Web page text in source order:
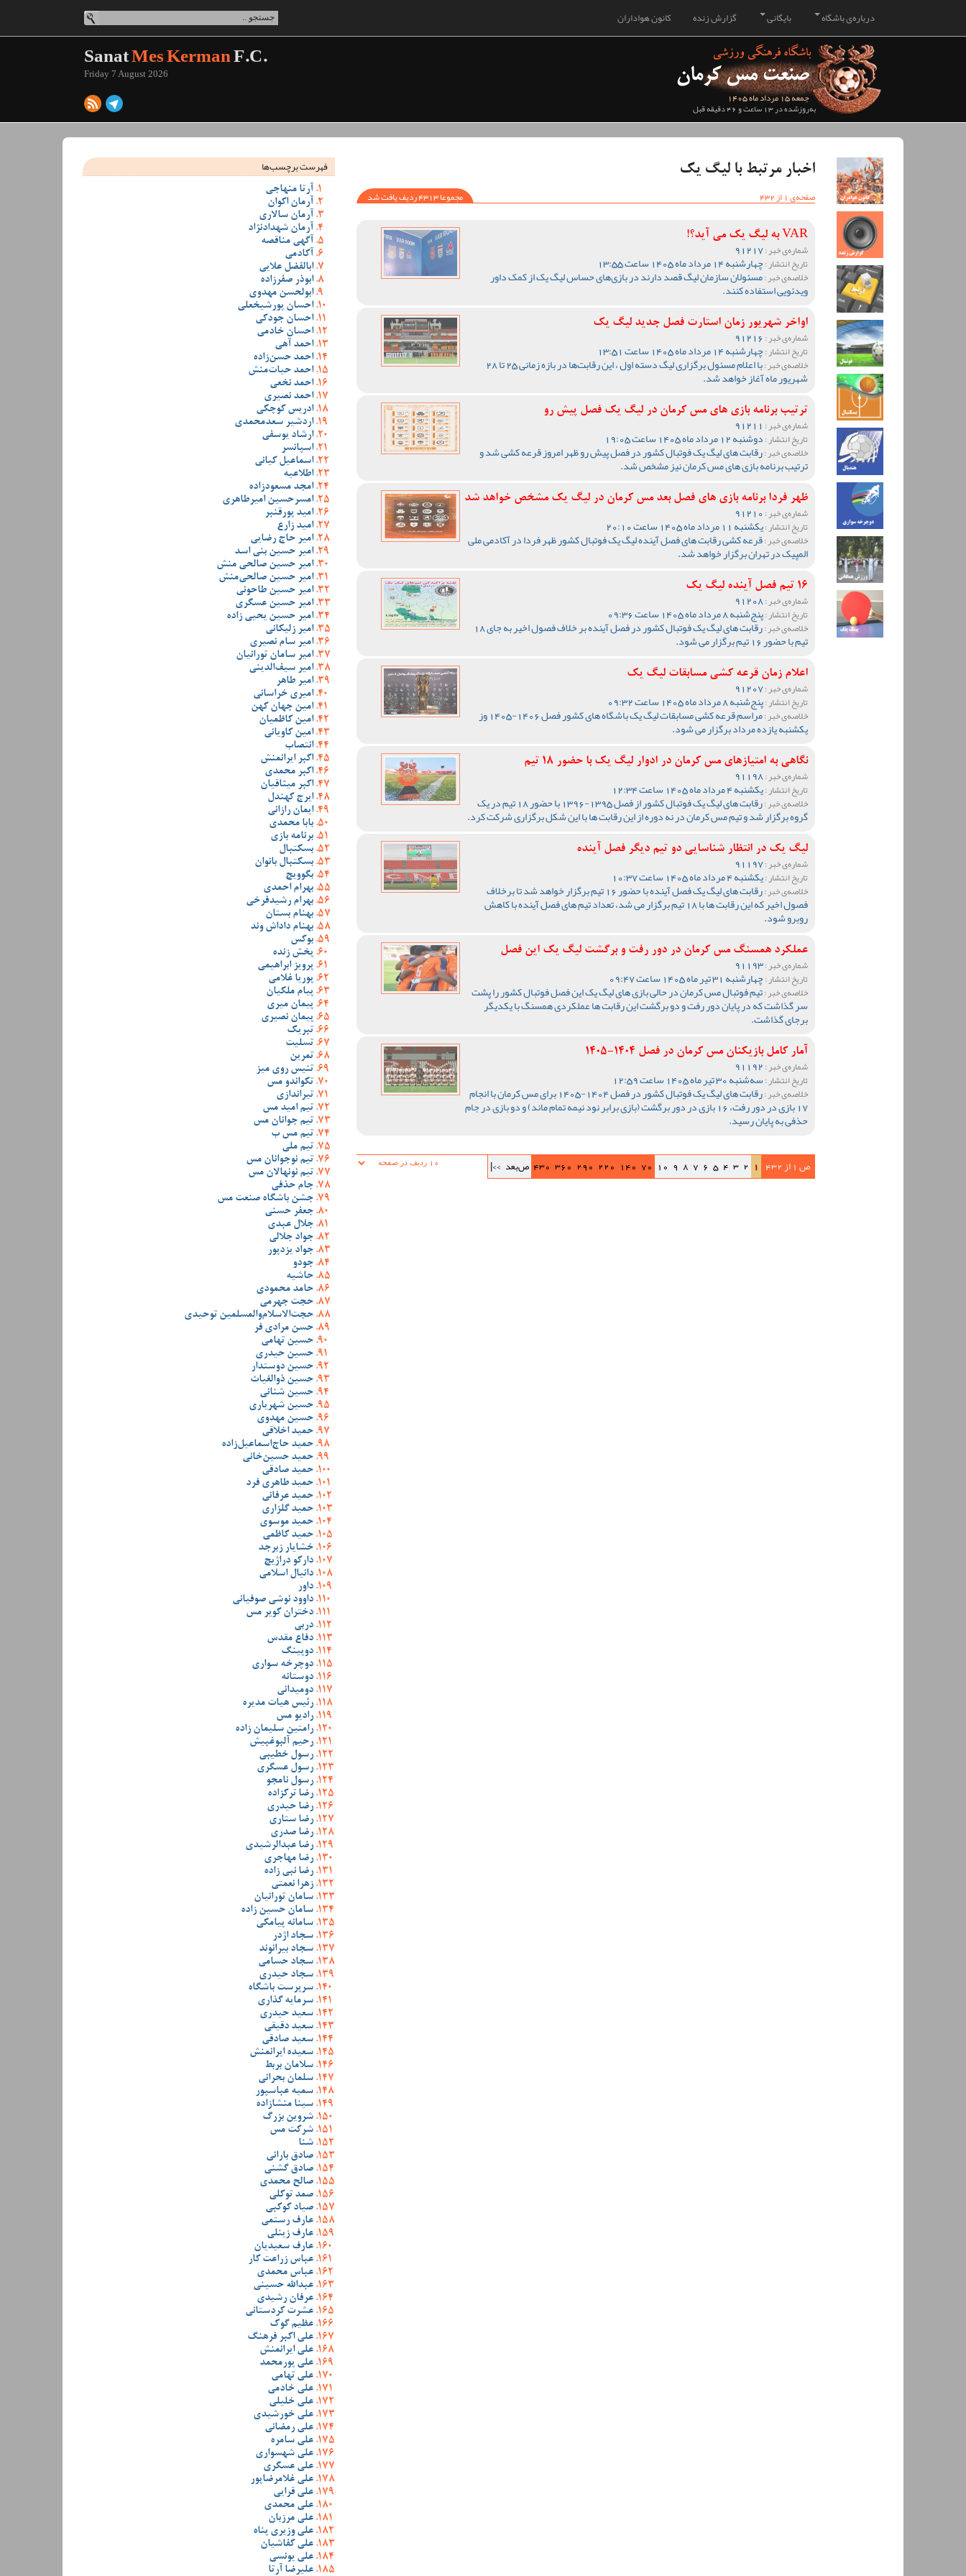
کانون هواداران گزارش زنده بایگانی درباره‌ی باشگاه
جمعه 15 مرداد ماه 1405
به‌روزشده در 13 ساعت و 46 دقیقه قبل
SanatMes KermanF.C.
Friday 7 August 2026
اخبار مرتبط با لیگ یک
صفحه‌ی 1 از 432
مجموعا 4313 ردیف یافت شد
VAR به لیگ یک می آید؟!
شماره‌ی خبر :91217
تاریخ انتشار :چهارشنبه 14 مرداد ماه 1405 ساعت 13:55
خلاصه‌ی خبر :مسئولان سازمان لیگ قصد دارند در بازی‌های حساس لیگ یک از کمک داور
ویدئویی استفاده کنند.
اواخر شهریور زمان استارت فصل جدید لیگ یک
شماره‌ی خبر :
تاریخ انتشار :چهارشنبه 14 مرداد ماه 1405 ساعت 13:51
خلاصه‌ی خبر : با اعلام مسئول برگزاری لیگ دسته اول ، این رقابت‌ها در بازه زمانی 25 تا 28
شهریور ماه آغاز خواهد شد.
ترتیب برنامه بازی های مس کرمان در لیگ یک فصل پیش رو
شماره‌ی خبر :
تاریخ انتشار :دوشنبه 12 مرداد ماه 1405 ساعت 19:05
خلاصه‌ی خبر :رقابت های لیگ یک فوتبال کشور در فصل پیش رو ظهر امروز قرعه کشی شد و
ترتیب برنامه بازی های مس کرمان نیز مشخص شد.
ظهر فردا برنامه بازی های فصل بعد مس کرمان در لیگ یک مشخص خواهد شد
شماره‌ی خبر :
تاریخ انتشار :یکشنبه 11 مرداد ماه 1405 ساعت 20:10
خلاصه‌ی خبر :قرعه کشی رقابت های فصل آینده لیگ یک فوتبال کشور ظهر فردا در آکادمی ملی
المپیک در تهران برگزار خواهد شد.
16 تیم فصل آینده لیگ یک
شماره‌ی خبر :91208
تاریخ انتشار :پنج‌شنبه 8 مرداد ماه 1405 ساعت 09:36
خلاصه‌ی خبر : رقابت های لیگ یک فوتبال کشور در فصل آینده بر خلاف فصول اخیر به جای 18
تیم با حضور 16 تیم برگزار می شود.
اعلام زمان قرعه کشی مسابقات لیگ یک
شماره‌ی خبر :91207
تاریخ انتشار :پنج‌شنبه 8 مرداد ماه 1405 ساعت 09:32
خلاصه‌ی خبر : مراسم قرعه کشی مسابقات لیگ یک باشگاه های کشور فصل 1406-1405 وز
یکشنبه یازده مرداد برگزار می شود.
نگاهی به امتیازهای مس کرمان در ادوار لیگ یک با حضور 18 تیم
شماره‌ی خبر :91198
تاریخ انتشار :یکشنبه 4 مرداد ماه 1405 ساعت 12:34
خلاصه‌ی خبر : رقابت های لیگ یک فوتبال کشور از فصل 1395-1396 با حضور 18 تیم در یک
گروه برگزار شد و تیم مس کرمان در نه دوره از این رقابت ها با این شکل برگزاری شرکت کرد.
لیگ یک در انتظار شناسایی دو تیم دیگر فصل آینده
شماره‌ی خبر :91197
تاریخ انتشار :یکشنبه 4 مرداد ماه 1405 ساعت 10:37
خلاصه‌ی خبر : رقابت های لیگ یک فصل آینده با حضور 16 تیم برگزار خواهد شد تا برخلاف
فصول اخیر که این رقابت ها با 18 تیم برگزار می شد، تعداد تیم های فصل آینده با کاهش
روبرو شود.
عملکرد همسنگ مس کرمان در دور رفت و برگشت لیگ یک این فصل
شماره‌ی خبر :91193
تاریخ انتشار :چهارشنبه 31 تیر ماه 1405 ساعت 09:47
خلاصه‌ی خبر :تیم فوتبال مس کرمان در حالی بازی های لیگ یک این فصل فوتبال کشور را پشت
سر گذاشت که در پایان دور رفت و دو برگشت این رقابت ها عملکردی همسنگ با یکدیگر
برجای گذاشت.
آمار کامل بازیکنان مس کرمان در فصل 1404-1405
شماره‌ی خبر :
تاریخ انتشار :سه‌شنبه 30 تیر ماه 1405 ساعت 12:59
خلاصه‌ی خبر : رقابت های لیگ یک فوتبال کشور در فصل 1404-1405 برای مس کرمان با انجام
17 بازی در دور رفت، 16 بازی در دور برگشت (بازی برابر نود نیمه تمام ماند) و دو بازی در جام
حذفی به پایان رسید.
ص 1 از 432 1
2
3
4
5
6
7
8
9
10
70
140
220
290
360
430 ص‌بعد >>|
فهرست برچسب‌ها
آرتا منهاجی
آرمان اکوان
آرمان سالاری
آرمان شهدادنژاد
آگهی مناقصه
آکادمی
ابالفضل علایی
ابوذر صفرزاده
ابولحسن مهدوی
احسان پورشیخعلی
احسان جودکی
احسان خادمی
احمد آهی
احمد حسن‌زاده
احمد حیات‌منش
احمد نخعی
احمد نصیری
ادریس کوچکی
اردشیر سعدمحمدی
ارشاد یوسفی
اسپانسر
اسماعیل کیانی
اطلاعیه
امجد مسعودزاده
امسرحسین امیرطاهری
امید پورقنبر
امید زارع
امیر حاج رضایی
امیر حسین بنی اسد
امیر حسین صالحی منش
امیر حسین صالحی‌منش
امیر حسین طاحونی
امیر حسین عسگری
امیر حسین یحیی زاده
امیر زلیکانی
امیر سام نصیری
امیر سامان تورانیان
امیر سیف‌الدینی
امیر طاهر
امیری خراسانی
امین جهان کهن
امین کاظمیان
امین کاویانی
انتصاب
اکبر ایرانمنش
اکبر محمدی
اکبر میثاقیان
ایرج کهندل
ایمان رازانی
بابا محمدی
برنامه بازی
بسکتبال
بسکتبال بانوان
بگوویچ
بهرام احمدی
بهرام رشیدفرخی
بهنام بستان
بهنام داداش وند
بوکس
پخش زنده
پرویز ابراهیمی
پوریا غلامی
پیام ملکیان
پیمان میری
پیمان نصیری
تبریک
تسلیت
تمرین
تنیس روی میز
تکواندو مس
تیراندازی
تیم امید مس
تیم جوانان مس
تیم مس ب
تیم ملی
تیم نوجوانان مس
تیم نونهالان مس
جام حذفی
جشن باشگاه صنعت مس
جعفر حسنی
جلال عبدی
جواد جلالی
جواد یزدپور
جودو
حاشیه
حامد محمودی
حجت جهرمی
حجت‌الاسلام‌والمسلمین توحیدی
حسن مرادی فر
حسین تهامی
حسین حیدری
حسین دوستدار
حسین ذوالغیاث
حسین شنانی
حسین شهریاری
حسین مهدوی
حمید اخلاقی
حمید حاج‌اسماعیل‌زاده
حمید حسین‌خانی
حمید صادقی
حمید طاهری فرد
حمید عرفانی
حمید گلزاری
حمید موسوی
حمید کاظمی
خشایار زبرجد
دارکو دراژیچ
دانیال اسلامی
داور
داوود نوشی صوفیانی
دختران کویر مس
دربی
دفاع مقدس
دوپینگ
دوچرخه سواری
دوستانه
دومیدانی
رئیس هیات مدیره
رادیو مس
رامتین سلیمان زاده
رحیم آلبوغبیش
رسول خطیبی
رسول عسگری
رسول نامجو
رضا ترکزاده
رضا حیدری
رضا ستاری
رضا صدری
رضا عبدالرشیدی
رضا مهاجری
رضا نبی زاده
زهرا نعمتی
سامان تورانیان
سامان حسین زاده
سامانه پیامکی
سجاد اژدر
سجاد بیرانوند
سجاد حسامی
سجاد حیدری
سرپرست باشگاه
سرمایه گذاری
سعید حیدری
سعید دقیقی
سعید صادقی
سعیده ایرانمنش
سلامان بربط
سلمان بحرانی
سمیه عباسپور
سینا منشازاده
شروین بزرگ
شرکت مس
شنا
صادق بارانی
صادق گشنی
صالح محمدی
صمد توکلی
صیاد کوکبی
عارف رستمی
عارف زینلی
عارف سعیدیان
عباس زراعت کار
عباس محمدی
عبدالله حسینی
عرفان رشیدی
عشرت کردستانی
عظیم گوک
علی اکبر فرهنگ
علی ایرانمنش
علی پورمحمد
علی تهامی
علی خادمی
علی خلیلی
علی خورشیدی
علی رمضانی
علی سامره
علی شهسواری
علی عسگری
علی غلامرضاپور
علی قرایی
علی محمدی
علی مرزبان
علی وزیری پناه
علی کفاشیان
علی یونسی
علیرضا آرتا